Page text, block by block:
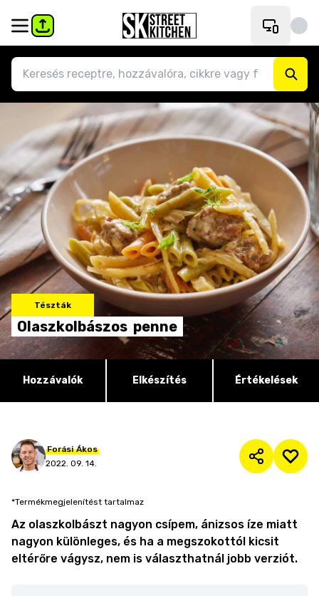
Tészták
Olaszkolbászos penne
Hozzávalók Elkészítés Értékelések
Forási Ákos
2022. 09. 14.
*Termékmegjelenítést tartalmaz
Az olaszkolbászt nagyon csípem, ánizsos íze miatt
nagyon különleges, és ha a megszokottól kicsit
eltérőre vágysz, nem is választhatnál jobb verziót.